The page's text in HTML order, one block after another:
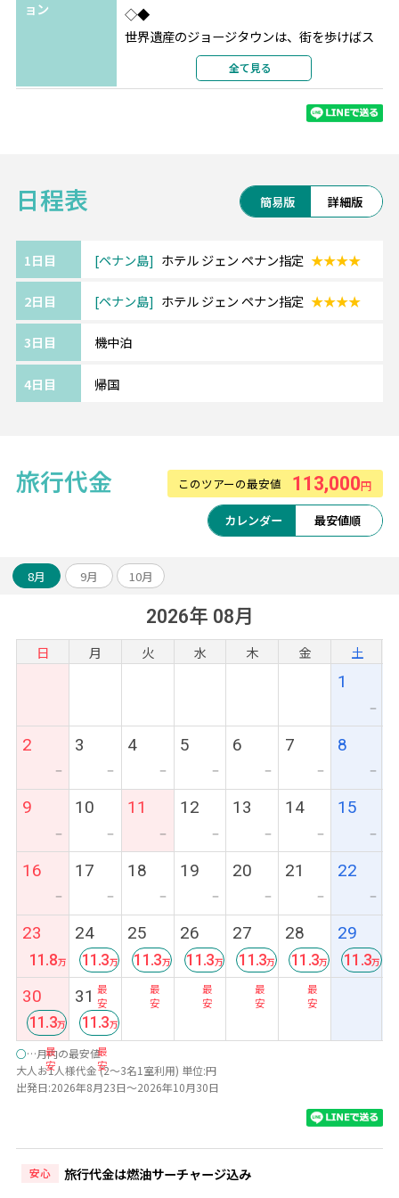
ョン
◇◆
世界遺産のジョージタウンは、街を歩けばス
トリートアートや
コロニアル時代の美しい建物が迎えてくれま
島の北側に広がるのはバトゥフェリンギやタ
シティ派もビーチ派も注目のリゾートです。
コムタ―にほど近いスーペリアクラスホテ
ポップで遊び心に溢れた客室からはジョージ
ショッピングモールも近く、街歩きにも便利
シートピッチが広く快適にお過ごしいただけ
マレーシア感溢れる機内食も好評。
全て見る
日程表 簡易版 詳細版
1日目 ペナン島 ホテル ジェン ペナン指定 ★★★★
2日目 ペナン島 ホテル ジェン ペナン指定 ★★★★
3日目 機中泊
4日目 帰国
旅行代金 このツアーの最安値 113,000円
カレンダー 最安値順
8月 9月 10月
2026年 08月
日 月 火 水 木 金 土
1
ー
2
ー
3
ー
4
ー
5
ー
6
ー
7
ー
8
ー
9
ー
10
ー
11
ー
12
ー
13
ー
14
ー
15
ー
16
ー
17
ー
18
ー
19
ー
20
ー
21
ー
22
ー
23
11.8
24
最
安
11.3
25
最
安
11.3
26
最
安
11.3
27
最
安
11.3
28
最
安
11.3
29
11.3
30
最
安
11.3
31
最
安
11.3
○…月内の最安値
大人お1人様代金 (2～3名1室利用) 単位:円
出発日:2026年8月23日～2026年10月30日
安心 旅行代金は燃油サーチャージ込み